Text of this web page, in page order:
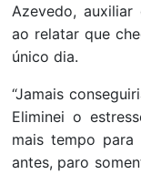
Azevedo,
ao relatar que
único dia.
“Jamais
Eliminei o
mais tempo
antes, paro